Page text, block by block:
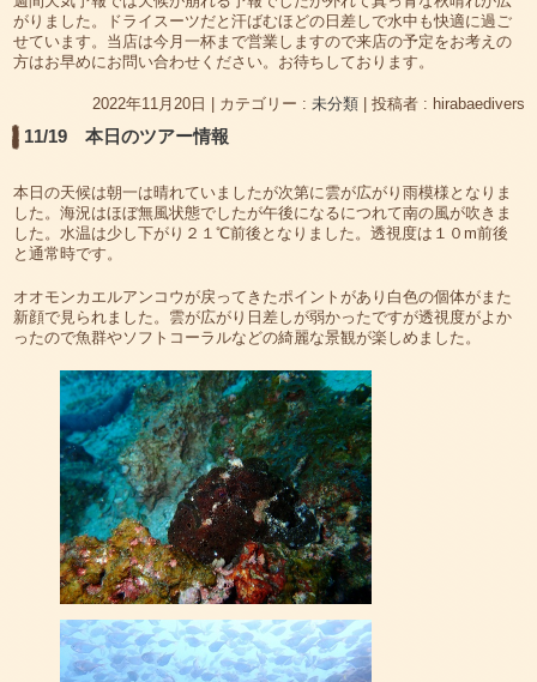
がりました。ドライスーツだと汗ばむほどの日差しで水中も快適に過ご
せています。当店は今月一杯まで営業しますので来店の予定をお考えの
方はお早めにお問い合わせください。お待ちしております。
2022年11月20日 カテゴリー : 未分類 投稿者 : hirabaedivers
11/19 本日のツアー情報
本日の天候は朝一は晴れていましたが次第に雲が広がり雨模様となりま
した。海況はほぼ無風状態でしたが午後になるにつれて南の風が吹きま
した。水温は少し下がり２１℃前後となりました。透視度は１０m前後
と通常時です。
オオモンカエルアンコウが戻ってきたポイントがあり白色の個体がまた
新顔で見られました。雲が広がり日差しが弱かったですが透視度がよか
ったので魚群やソフトコーラルなどの綺麗な景観が楽しめました。